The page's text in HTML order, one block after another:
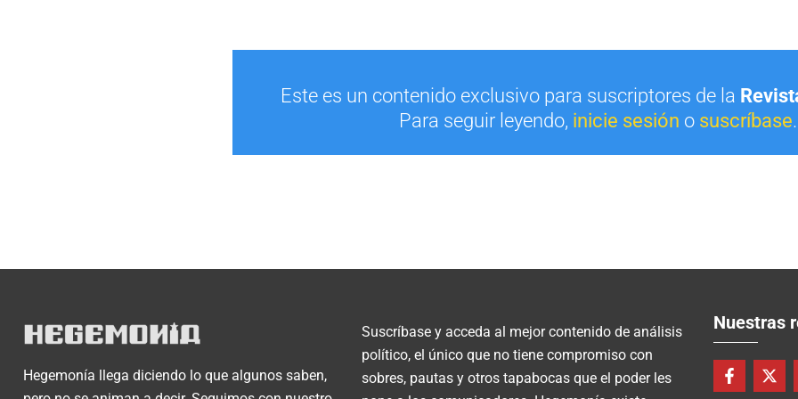
Este es un contenido exclusivo para suscriptores de la
Para seguir leyendo, inicie sesión o suscríbase.
Hegemonía llega diciendo lo que algunos saben,
Suscríbase y acceda al mejor contenido de análisis
político, el único que no tiene compromiso con
sobres, pautas y otros tapabocas que el poder les
Nuestras
F
a
X
-